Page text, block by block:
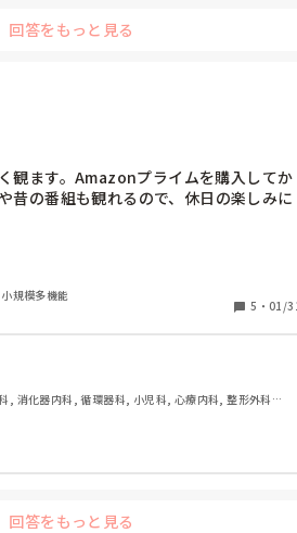
思いますが車の運転が嫌いではないのでいい
す
回答をもっと見る
観ます。Amazonプライムを購入してか
昔の番組も観れるので、休日の楽しみに
チオシなのが、「浪漫ドクター、キムサ
もお勧めです☺️
規模多機能
5 ・ 01/
, 消化器内科, 循環器科, 小児科, 心療内科, 整形外科,
CCU, HCU, その他の科, ママナース, 外来, 神経内科,
化器外科, 一般病院, 慢性期, 回復期, 終末期, オペ室,
回答をもっと見る